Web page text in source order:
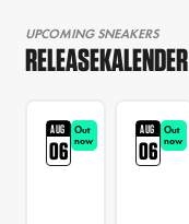
UPCOMING SNEAKERS
RELEASEKALENDER
AUG
06
Out
now
AUG
06
Out
now